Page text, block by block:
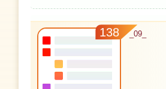
138 _09_